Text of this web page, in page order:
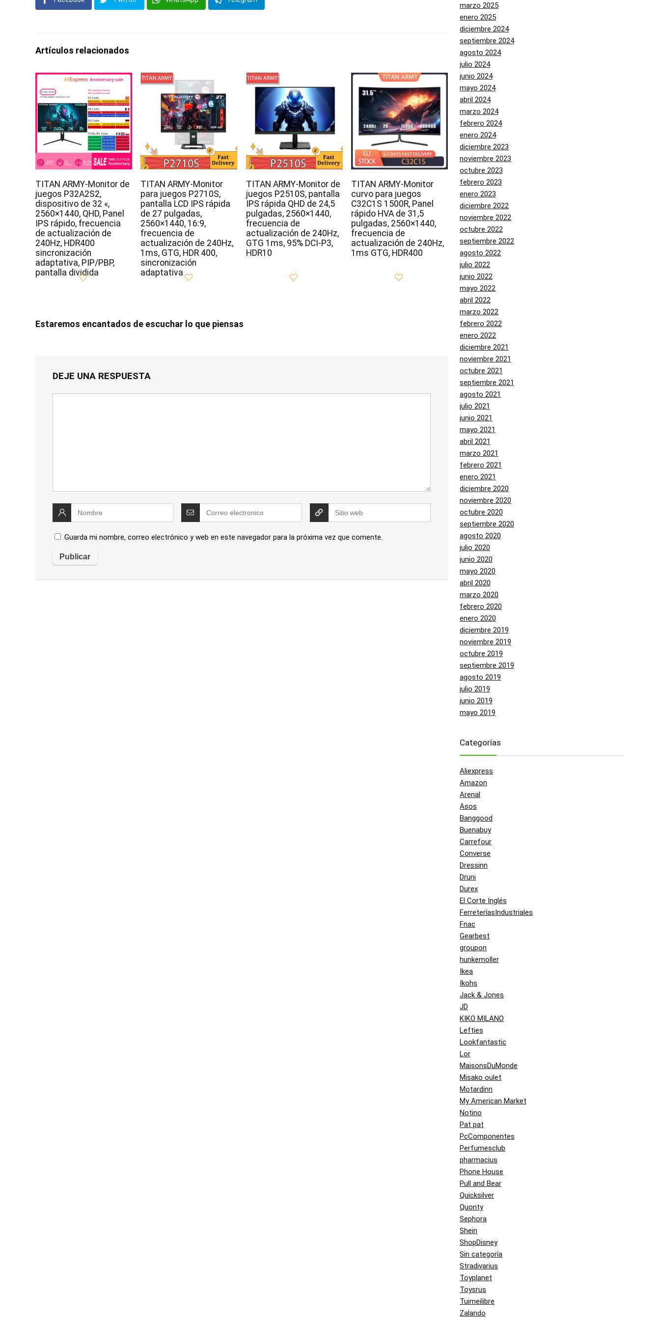
Artículos relacionados
TITAN ARMY-Monitor de
juegos P32A2S2,
dispositivo de 32 «,
2560×1440, QHD, Panel
IPS rápido, frecuencia
de actualización de
240Hz, HDR400
sincronización
adaptativa, PIP/PBP,
pantalla dividida
TITAN ARMY-Monitor
para juegos P2710S,
pantalla LCD IPS rápida
de 27 pulgadas,
2560×1440, 16:9,
frecuencia de
actualización de 240Hz,
1ms, GTG, HDR 400,
sincronización
adaptativa
TITAN ARMY-Monitor de
juegos P2510S, pantalla
IPS rápida QHD de 24,5
pulgadas, 2560×1440,
frecuencia de
actualización de 240Hz,
GTG 1ms, 95% DCI-P3,
HDR10
TITAN ARMY-Monitor
curvo para juegos
C32C1S 1500R, Panel
rápido HVA de 31,5
pulgadas, 2560×1440,
frecuencia de
actualización de 240Hz,
1ms GTG, HDR400
Estaremos encantados de escuchar lo que piensas
DEJE UNA RESPUESTA
Guarda mi nombre, correo electrónico y web en este navegador para la próxima vez que comente.
marzo 2025
enero 2025
diciembre 2024
septiembre 2024
agosto 2024
julio 2024
junio 2024
mayo 2024
abril 2024
marzo 2024
febrero 2024
enero 2024
diciembre 2023
noviembre 2023
octubre 2023
febrero 2023
enero 2023
diciembre 2022
noviembre 2022
octubre 2022
septiembre 2022
agosto 2022
julio 2022
junio 2022
mayo 2022
abril 2022
marzo 2022
febrero 2022
enero 2022
diciembre 2021
noviembre 2021
octubre 2021
septiembre 2021
agosto 2021
julio 2021
junio 2021
mayo 2021
abril 2021
marzo 2021
febrero 2021
enero 2021
diciembre 2020
noviembre 2020
octubre 2020
septiembre 2020
agosto 2020
julio 2020
junio 2020
mayo 2020
abril 2020
marzo 2020
febrero 2020
enero 2020
diciembre 2019
noviembre 2019
octubre 2019
septiembre 2019
agosto 2019
julio 2019
junio 2019
mayo 2019
Categorías
Aliexpress
Amazon
Arenal
Asos
Banggood
Buenabuy
Carrefour
Converse
Dressinn
Druni
Durex
El Corte Inglés
FerreteríasIndustriales
Fnac
Gearbest
groupon
hunkemoller
Ikea
Ikohs
Jack & Jones
JD
KIKO MILANO
Lefties
Lookfantastic
Lor
MaisonsDuMonde
Misako oulet
Motardinn
My American Market
Notino
Pat pat
PcComponentes
Perfumesclub
pharmacius
Phone House
Pull and Bear
Quicksilver
Quonty
Sephora
Shein
ShopDisney
Sin categoría
Stradivarius
Toyplanet
Toysrus
Tuimeilibre
Zalando